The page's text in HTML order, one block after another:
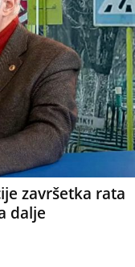
završetka rata
dalje